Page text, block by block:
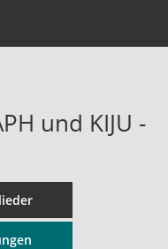
und KIJU -